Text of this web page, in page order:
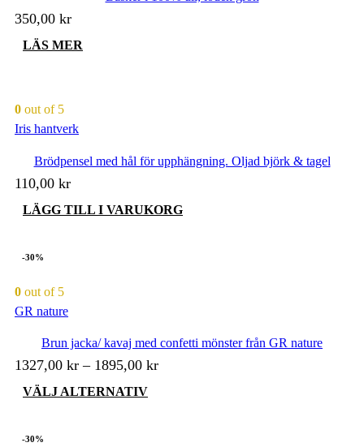
350,00 kr
LÄS MER
0 out of 5
Iris hantverk
Brödpensel med hål för upphängning. Oljad björk & tagel
110,00 kr
LÄGG TILL I VARUKORG
-30%
0 out of 5
GR nature
Brun jacka/ kavaj med confetti mönster från GR nature
1327,00 kr – 1895,00 kr
VÄLJ ALTERNATIV
-30%